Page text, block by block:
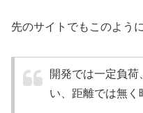
先のサイトでもこのよう
開発では一定負
い、距離では無く